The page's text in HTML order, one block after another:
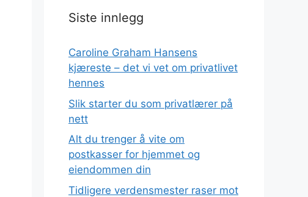
Siste innlegg
Caroline Graham Hansens
kjæreste – det vi vet om privatlivet
hennes
Slik starter du som privatlærer på
nett
Alt du trenger å vite om
postkasser for hjemmet og
eiendommen din
Tidligere verdensmester raser mot